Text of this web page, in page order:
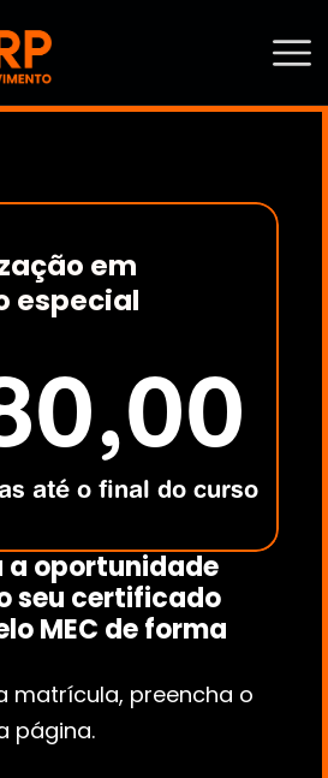
em
especial
até o final do curso
a oportunidade
seu certificado
matrícula, preencha o
página.